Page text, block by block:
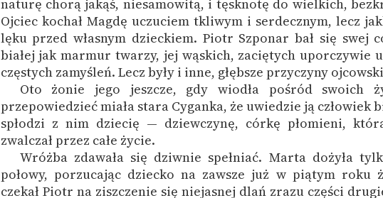
naturę chorą jakąś, niesamowitą, i tęsknotę do wielkich,
Ojciec kochał Magdę uczuciem tkliwym i serdecznym, lecz
lęku przed własnym dzieckiem. Piotr Szponar bał się swej
białej jak marmur twarzy, jej wąskich, zaciętych uporczywie
częstych zamyśleń. Lecz były i inne, głębsze przyczyny
Oto żonie jego jeszcze, gdy wiodła pośród swoich
przepowiedzieć miała stara Cyganka, że uwiedzie ją człowiek
spłodzi z nim dziecię — dziewczynę, córkę płomieni,
zwalczał przez całe życie.
Wróżba zdawała się dziwnie spełniać. Marta dożyła
połowy, porzucając dziecko na zawsze już w piątym roku
czekał Piotr na ziszczenie się niejasnej dlań zrazu części